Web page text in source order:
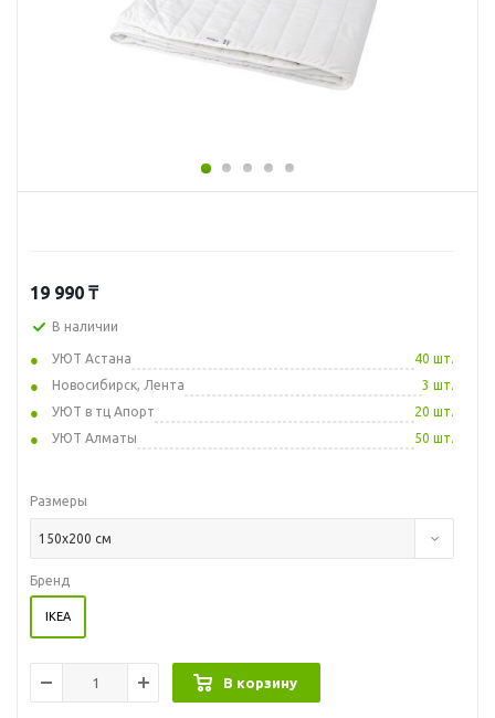
19 990 ₸
В наличии
УЮТ Астана
40 шт.
Новосибирск, Лента
3 шт.
УЮТ в тц Апорт
20 шт.
УЮТ Алматы
50 шт.
Размеры
150x200 см
Бренд
IKEA
В корзину